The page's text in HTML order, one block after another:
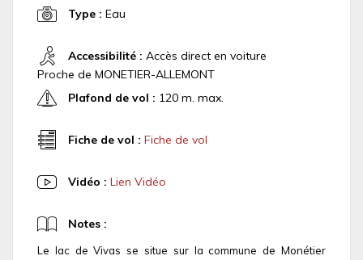
Type : Eau
Accessibilité : Accès direct en voiture
Proche de MONETIER-ALLEMONT
Plafond de vol : 120 m. max.
Fiche de vol : Fiche de vol
Vidéo : Lien Vidéo
Notes :
Le lac de Vivas se situe sur la commune de Monétier